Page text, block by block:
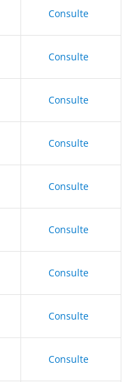
Consulte
Consulte
Consulte
Consulte
Consulte
Consulte
Consulte
Consulte
Consulte